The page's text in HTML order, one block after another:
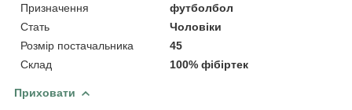
Призначення
футболбол
Стать
Чоловіки
Розмір постачальника
45
Склад
100% фібіртек
Приховати